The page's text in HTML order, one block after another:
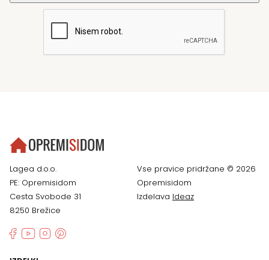
Lagea d.o.o.
PE: Opremisidom
Cesta Svobode 31
8250 Brežice
Vse pravice pridržane © 2026
Opremisidom
Izdelava Ideaz